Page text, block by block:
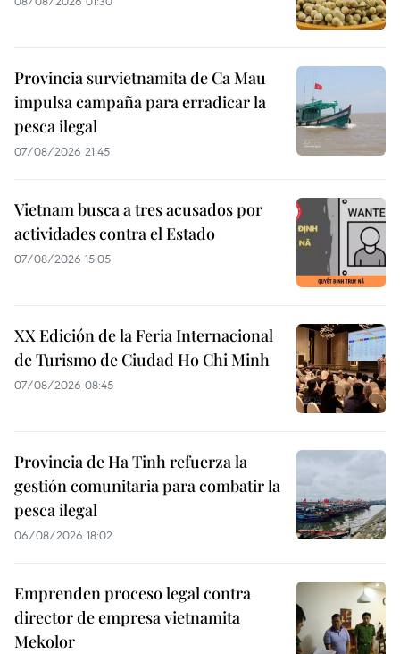
Provincia survietnamita de Ca Mau
impulsa campaña para erradicar la
pesca ilegal
07/08/2026 21:45
Vietnam busca a tres acusados por
actividades contra el Estado
07/08/2026 15:05
XX Edición de la Feria Internacional
de Turismo de Ciudad Ho Chi Minh
07/08/2026 08:45
Provincia de Ha Tinh refuerza la
gestión comunitaria para combatir la
pesca ilegal
06/08/2026 18:02
Emprenden proceso legal contra
director de empresa vietnamita
Mekolor